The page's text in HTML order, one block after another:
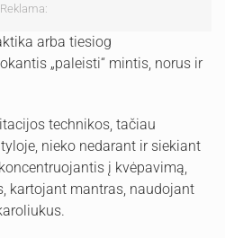
Reklama:
arba tiesiog
„paleisti“ mintis, norus ir
technikos, tačiau
nieko nedarant ir siekiant
į kvėpavimą,
kartojant mantras, naudojant